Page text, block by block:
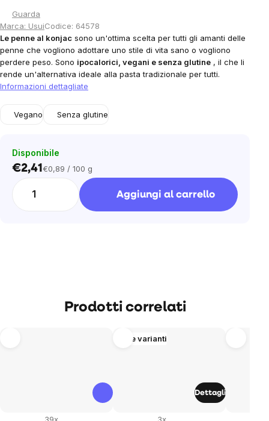
Guarda
Marca: UsuiCodice: 64578
Le penne al konjac sono un'ottima scelta per tutti gli amanti delle
penne che vogliono adottare uno stile di vita sano o vogliono
perdere peso. Sono ipocalorici, vegani e senza glutine , il che li
rende un'alternativa ideale alla pasta tradizionale per tutti.
Informazioni dettagliate
Vegano Senza glutine
Disponibile
€2,41Prezzo
€0,89 / 100 g
Aggiungi al carrello
Prodotti correlati
Altre varianti
Dettagli